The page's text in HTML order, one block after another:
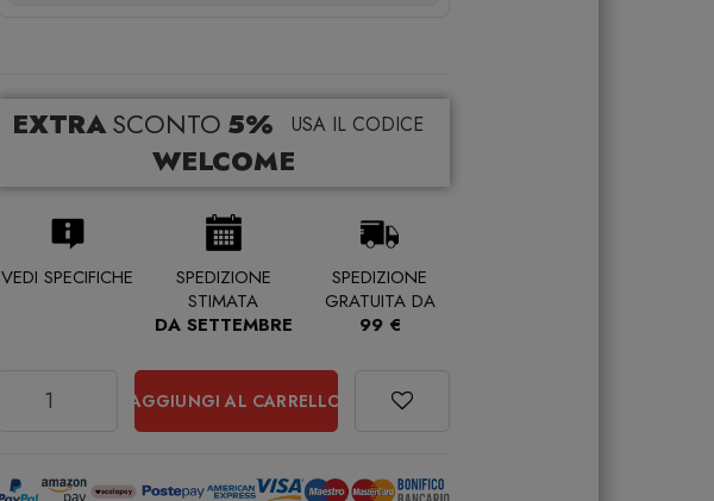
EXTRASCONTO 5% USA IL CODICE
WELCOME
VEDI SPECIFICHE
SPEDIZIONE
STIMATA
DA SETTEMBRE
SPEDIZIONE
GRATUITA DA
99 €
AGGIUNGI AL CARRELLO